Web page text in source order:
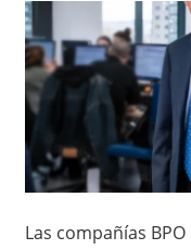
Las compañías